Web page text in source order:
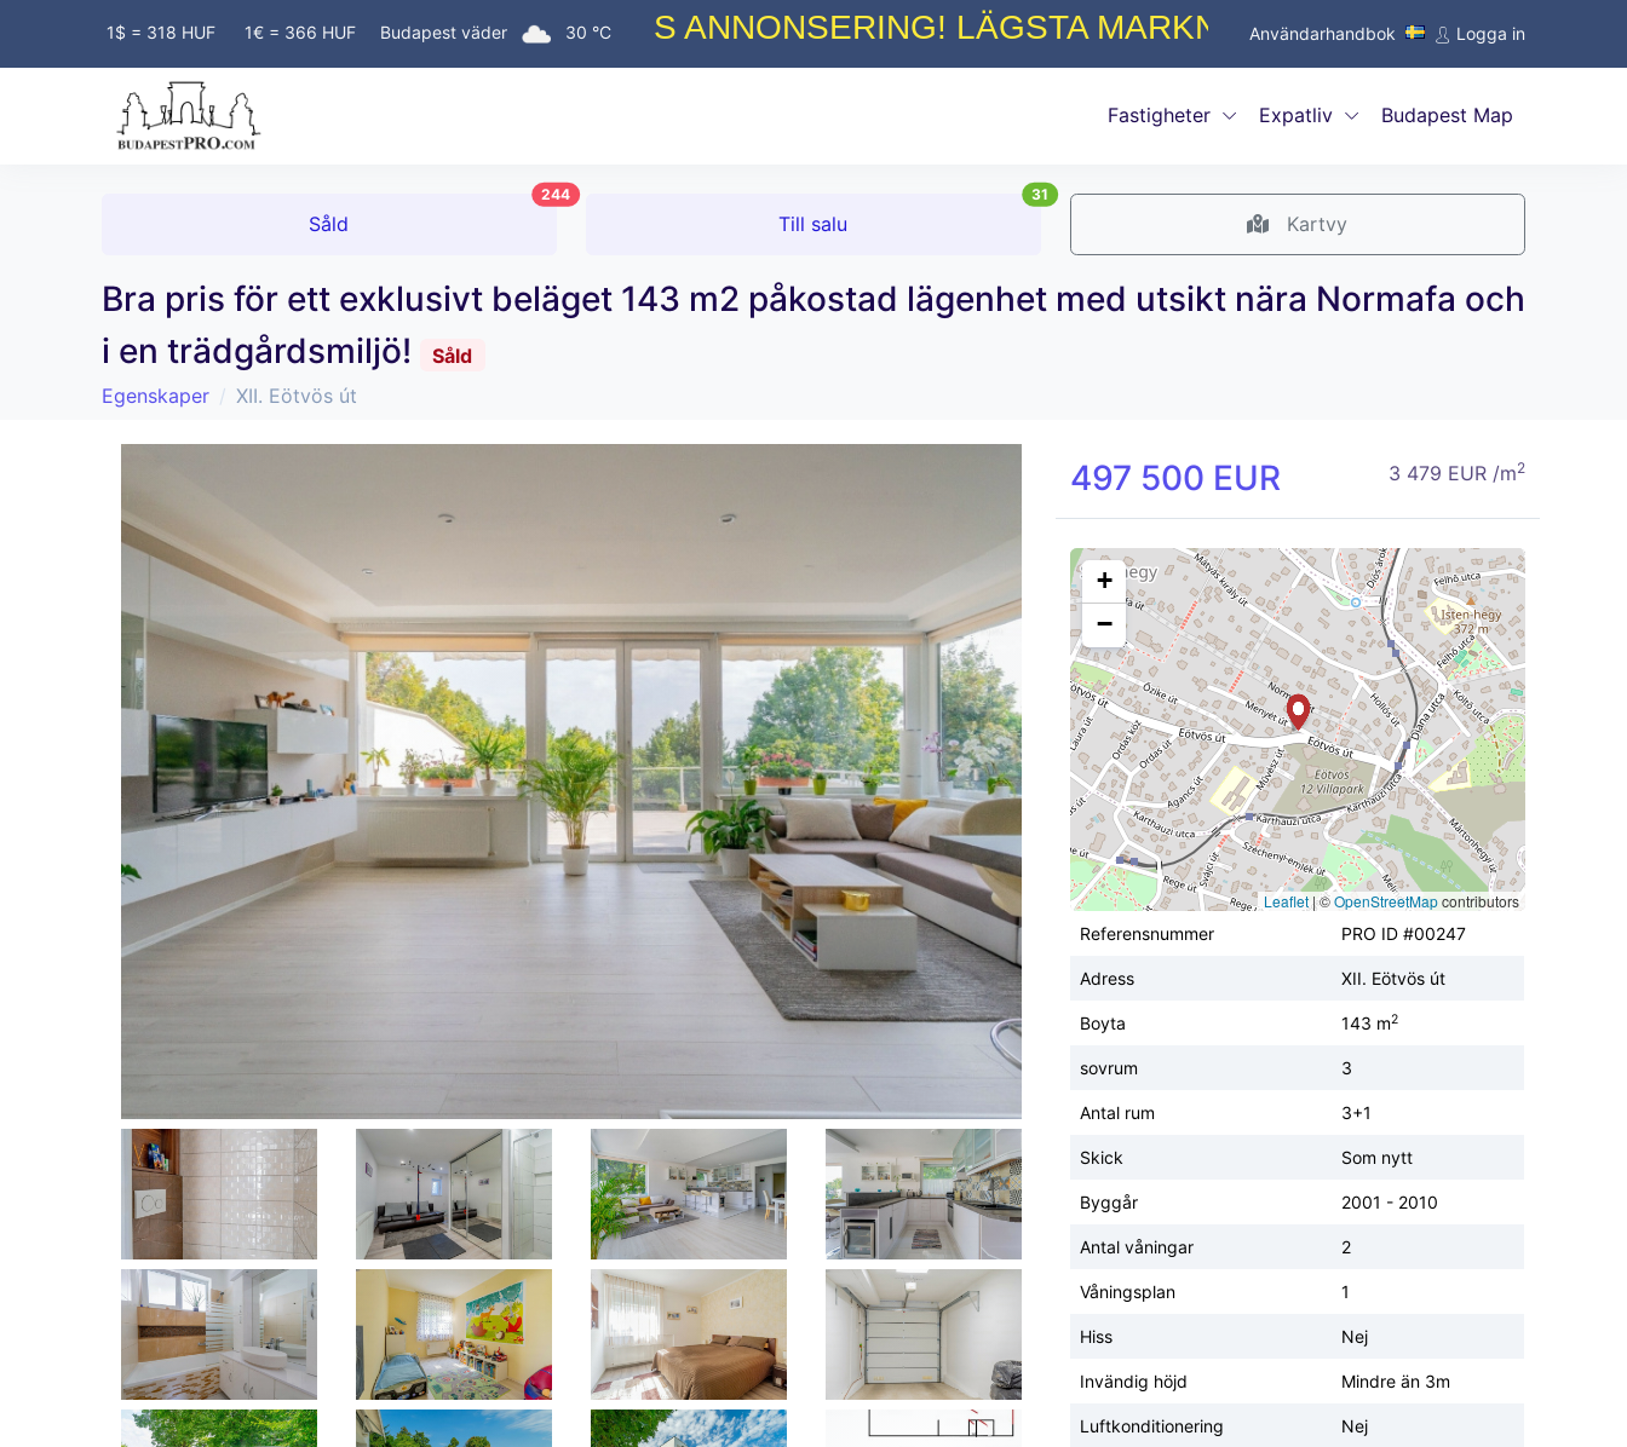
1$ = 318 HUF 1€ = 366 HUF Budapest väder 30 °C
GRATIS ANNONSERING! LÄGSTA MARKNADSPROVISIONER FRÅN ENDAST
Användarhandbok Logga in
Fastigheter Expatliv Budapest Map
Såld
244
Till salu
31
Kartvy
Bra pris för ett exklusivt beläget 143 m2 påkostad lägenhet med utsikt nära Normafa och
i en trädgårdsmiljö!
Såld
Egenskaper
XII. Eötvös út
497 500 EUR 3 479 EUR /m2
+
−
Leaflet|©OpenStreetMapcontributors
Referensnummer
PRO ID #00247
Adress XII. Eötvös út
Boyta 143 m2
sovrum 3
Antal rum 3+1
Skick Som nytt
Byggår 2001 - 2010
Antal våningar 2
Våningsplan 1
Hiss Nej
Invändig höjd Mindre än 3m
Luftkonditionering Nej